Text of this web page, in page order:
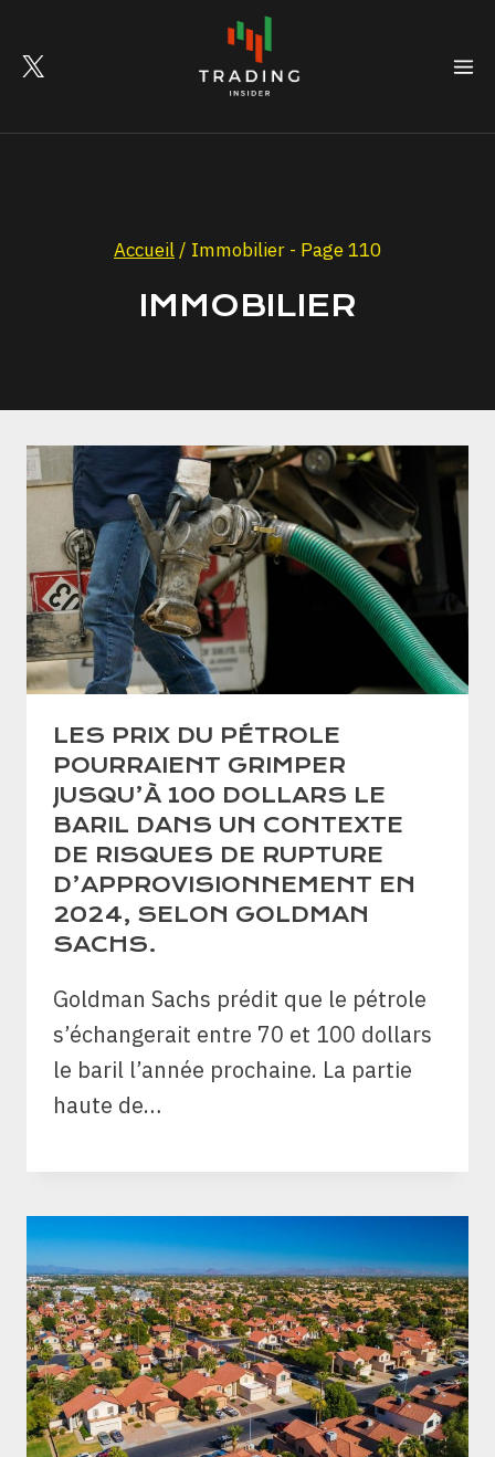
content
Accueil/ Immobilier - Page 110
IMMOBILIER
LES PRIX DU PÉTROLE
POURRAIENT GRIMPER
JUSQU’À 100 DOLLARS LE
BARIL DANS UN CONTEXTE
DE RISQUES DE RUPTURE
D’APPROVISIONNEMENT EN
2024, SELON GOLDMAN
SACHS.
Goldman Sachs prédit que le pétrole
s’échangerait entre 70 et 100 dollars
le baril l’année prochaine. La partie
haute de…